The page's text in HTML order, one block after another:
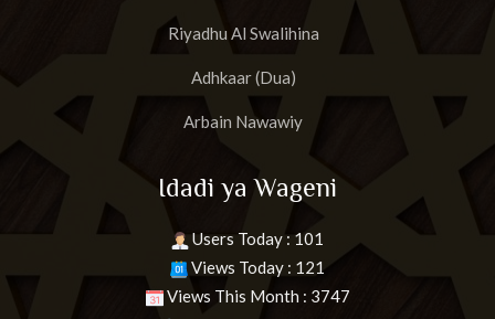
Riyadhu Al Swalihina
Adhkaar (Dua)
Arbain Nawawiy
Idadi ya Wageni
Users Today : 101
Views Today : 121
Views This Month : 3747